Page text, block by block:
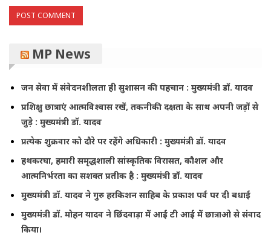
MP News
जन सेवा में संवेदनशीलता ही सुशासन की पहचान : मुख्यमंत्री डॉ. यादव
प्रशिक्षु छात्राएं आत्मविश्वास रखें, तकनीकी दक्षता के साथ अपनी जड़ों से
जुड़े : मुख्यमंत्री डॉ. यादव
प्रत्येक शुक्रवार को दौरे पर रहेंगे अधिकारी : मुख्यमंत्री डॉ. यादव
हथकरघा, हमारी समृद्धशाली सांस्कृतिक विरासत, कौशल और
आत्मनिर्भरता का सशक्त प्रतीक है : मुख्यमंत्री डॉ. यादव
मुख्यमंत्री डॉ. यादव ने गुरु हरकिशन साहिब के प्रकाश पर्व पर दी बधाई
मुख्यमंत्री डॉ. मोहन यादव ने छिंदवाड़ा में आई टी आई में छात्राओ से संवाद
किया।